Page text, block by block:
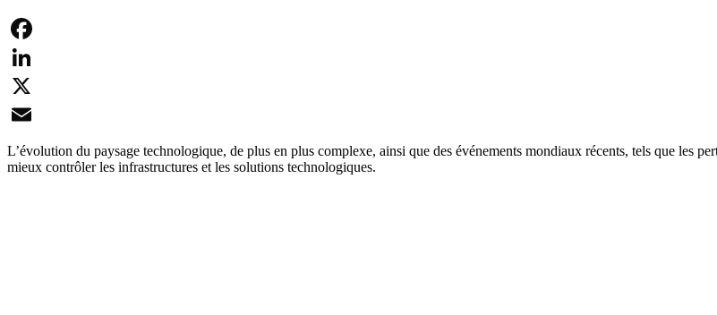
Facebook
LinkedIn
X
Email
L’évolution du paysage technologique, de plus en plus complexe, ainsi que des événements mondiaux récents, tels que les
mieux contrôler les infrastructures et les solutions technologiques.